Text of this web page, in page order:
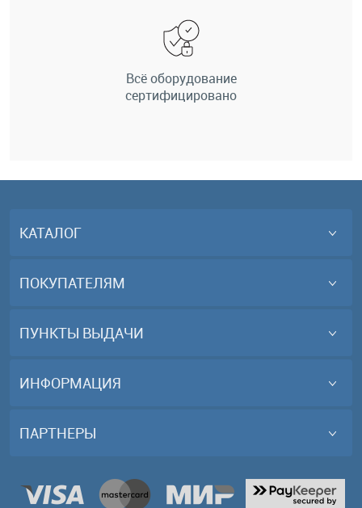
Всё оборудование
сертифицировано
КАТАЛОГ
ПОКУПАТЕЛЯМ
ПУНКТЫ ВЫДАЧИ
ИНФОРМАЦИЯ
ПАРТНЕРЫ